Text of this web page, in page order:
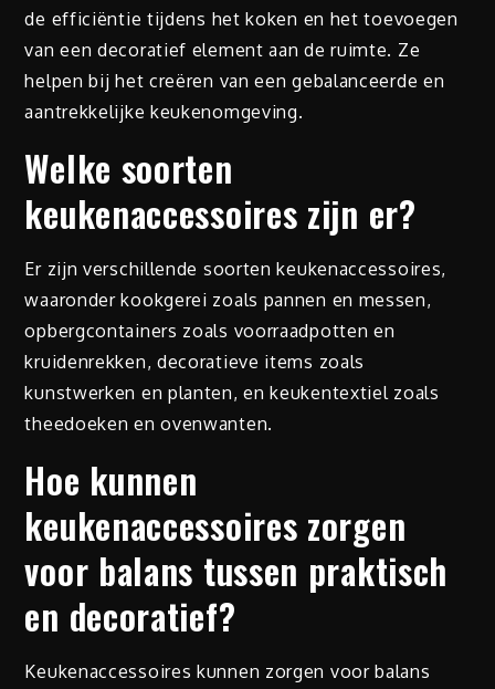
de efficiëntie tijdens het koken en het toevoegen
van een decoratief element aan de ruimte. Ze
helpen bij het creëren van een gebalanceerde en
aantrekkelijke keukenomgeving.
Welke soorten
keukenaccessoires zijn er?
Er zijn verschillende soorten keukenaccessoires,
waaronder kookgerei zoals pannen en messen,
opbergcontainers zoals voorraadpotten en
kruidenrekken, decoratieve items zoals
kunstwerken en planten, en keukentextiel zoals
theedoeken en ovenwanten.
Hoe kunnen
keukenaccessoires zorgen
voor balans tussen praktisch
en decoratief?
Keukenaccessoires kunnen zorgen voor balans